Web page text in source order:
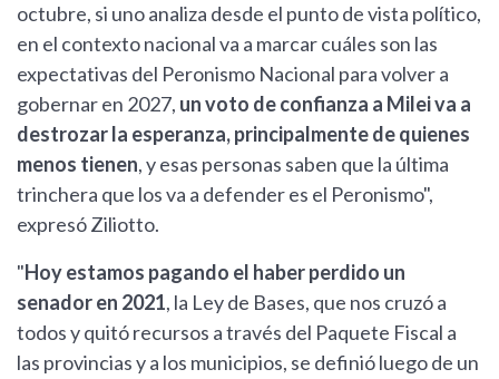
octubre, si uno analiza desde el punto de vista político,
en el contexto nacional va a marcar cuáles son las
expectativas del Peronismo Nacional para volver a
gobernar en 2027, un voto de confianza a Milei va a
destrozar la esperanza, principalmente de quienes
menos tienen, y esas personas saben que la última
trinchera que los va a defender es el Peronismo",
expresó Ziliotto.
"Hoy estamos pagando el haber perdido un
senador en 2021, la Ley de Bases, que nos cruzó a
todos y quitó recursos a través del Paquete Fiscal a
las provincias y a los municipios, se definió luego de un